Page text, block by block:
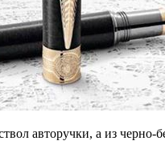
авторучки, а из